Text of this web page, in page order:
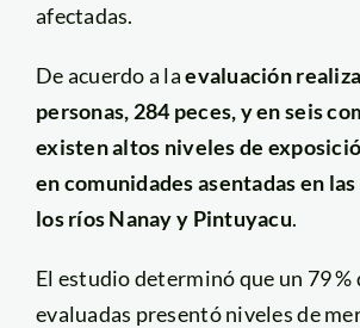
afectadas.
De acuerdo a laevaluación
personas, 284 peces, y en seis
existen altos niveles de
en comunidades asentadas en
los ríos Nanay y Pintuyacu.
El estudio determinó que un 79 %
evaluadas presentó niveles de